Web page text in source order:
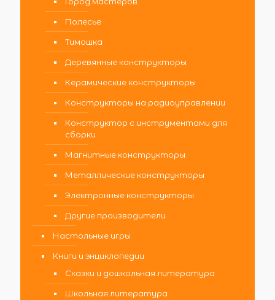
Полесье
Тимошка
Деревянные конструкторы
Керамические конструкторы
Конструкторы на радиоуправлении
Конструктор с инструментами для
сборки
Магнитные конструкторы
Металлические конструкторы
Электронные конструкторы
Другие производители
Настольные игры
Книги и энциклопедии
Сказки и дошкольная литература
Школьная литература